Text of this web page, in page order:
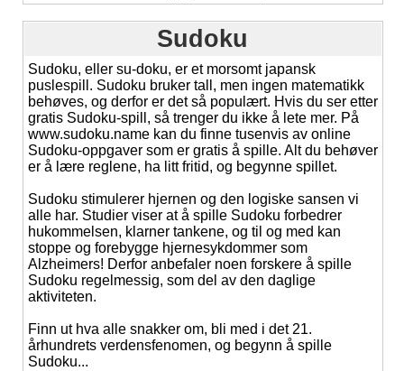
Sudoku
Sudoku, eller su-doku, er et morsomt japansk
puslespill. Sudoku bruker tall, men ingen matematikk
behøves, og derfor er det så populært. Hvis du ser etter
gratis Sudoku-spill, så trenger du ikke å lete mer. På
www.sudoku.name kan du finne tusenvis av online
Sudoku-oppgaver som er gratis å spille. Alt du behøver
er å lære reglene, ha litt fritid, og begynne spillet.
Sudoku stimulerer hjernen og den logiske sansen vi
alle har. Studier viser at å spille Sudoku forbedrer
hukommelsen, klarner tankene, og til og med kan
stoppe og forebygge hjernesykdommer som
Alzheimers! Derfor anbefaler noen forskere å spille
Sudoku regelmessig, som del av den daglige
aktiviteten.
Finn ut hva alle snakker om, bli med i det 21.
århundrets verdensfenomen, og begynn å spille
Sudoku...